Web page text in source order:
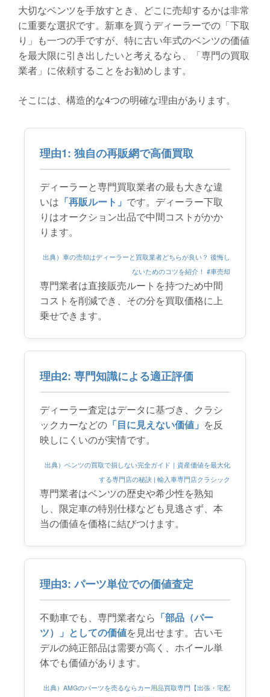
大切なベンツを手放すとき、どこに売却するかは非常
に重要な選択です。新車を買うディーラーでの「下取
り」も一つの手ですが、特に古い年式のベンツの価値
を最大限に引き出したいと考えるなら、「専門の買取
業者」に依頼することをお勧めします。
そこには、構造的な4つの明確な理由があります。
理由1: 独自の再販網で高価買取
ディーラーと専門買取業者の最も大きな違
いは 「再販ルート」 です。ディーラー下取
りはオークション出品で中間コストがかか
ります。
出典）車の売却はディーラーと買取業者どちらが良い？ 後悔し
ないためのコツを紹介！ #車売却
専門業者は直接販売ルートを持つため中間
コストを削減でき、その分を買取価格に上
乗せできます。
理由2: 専門知識による適正評価
ディーラー査定はデータに基づき、クラシ
ックカーなどの 「目に見えない価値」 を反
映しにくいのが実情です。
出典）ベンツの買取で損しない完全ガイド｜資産価値を最大化
する専門店の秘訣 | 輸入車専門店クラシック
専門業者はベンツの歴史や希少性を熟知
し、限定車の特別仕様なども見逃さず、本
当の価値を価格に結びつけます。
理由3: パーツ単位での価値査定
不動車でも、専門業者なら 「部品（パー
ツ）」としての価値を見出せます。古いモ
デルの純正部品は需要が高く、ホイール単
体でも価値があります。
出典）AMGのパーツを売るならカー用品買取専門【出張・宅配